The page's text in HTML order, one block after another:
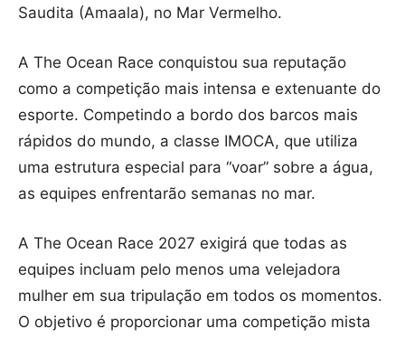
Saudita (Amaala), no Mar Vermelho.
A The Ocean Race conquistou sua reputação
como a competição mais intensa e extenuante do
esporte. Competindo a bordo dos barcos mais
rápidos do mundo, a classe IMOCA, que utiliza
uma estrutura especial para “voar” sobre a água,
as equipes enfrentarão semanas no mar.
A The Ocean Race 2027 exigirá que todas as
equipes incluam pelo menos uma velejadora
mulher em sua tripulação em todos os momentos.
O objetivo é proporcionar uma competição mista